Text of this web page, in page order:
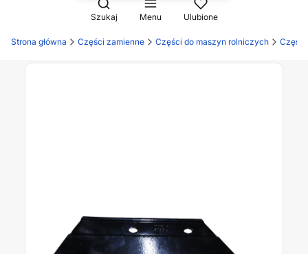
Otwórz wyszukiwarkę
Szukaj Menu Ulubione
Strona główna Części zamienne Części do maszyn rolniczych